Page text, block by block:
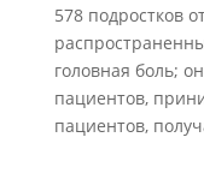
578 подростков
головная боль;
пациентов,
пациентов,